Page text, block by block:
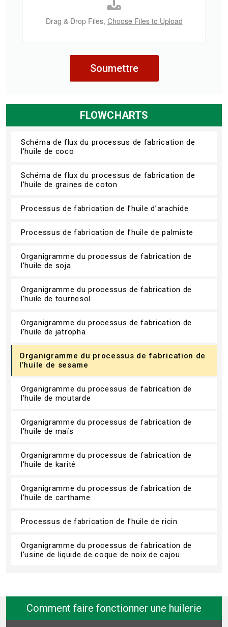
Drag & Drop Files, Choose Files to Upload
Soumettre
FLOWCHARTS
Schéma de flux du processus de fabrication de
l’huile de coco
Schéma de flux du processus de fabrication de
l’huile de graines de coton
Processus de fabrication de l’huile d’arachide
Processus de fabrication de l’huile de palmiste
Organigramme du processus de fabrication de
l’huile de soja
Organigramme du processus de fabrication de
l’huile de tournesol
Organigramme du processus de fabrication de
l’huile de jatropha
Organigramme du processus de fabrication de
l’huile de sesame
Organigramme du processus de fabrication de
l’huile de moutarde
Organigramme du processus de fabrication de
l’huile de maïs
Organigramme du processus de fabrication de
l’huile de karité
Organigramme du processus de fabrication de
l’huile de carthame
Processus de fabrication de l’huile de ricin
Organigramme du processus de fabrication de
l’usine de liquide de coque de noix de cajou
Comment faire fonctionner une huilerie